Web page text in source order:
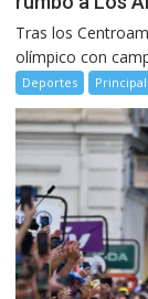
Tras los
olímpico con
Deportes Principal